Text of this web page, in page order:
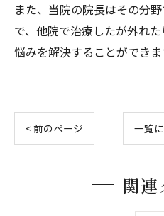
また、当院の院長はその分
で、他院で治療したが外れ
悩みを解決することができま
< 前のページ 一覧
関